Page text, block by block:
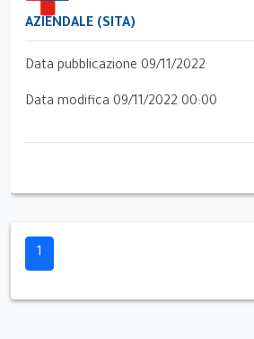
AZIENDALE (SITA)
Data pubblicazione 09/11/2022
Data modifica 09/11/2022 00:00
1